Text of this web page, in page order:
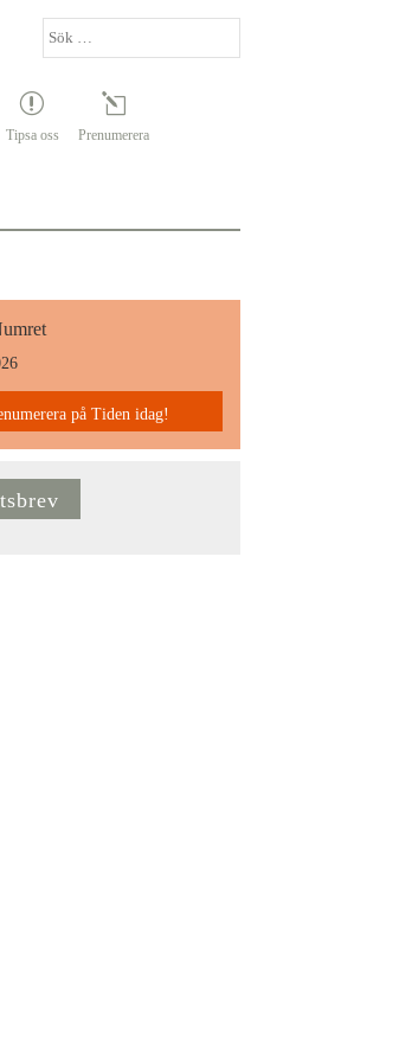
Tipsa oss Prenumerera
på Tiden idag!